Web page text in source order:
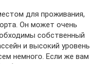
для проживания,
Он может очень
собственный
и высокий уровень
немного. Если же вам